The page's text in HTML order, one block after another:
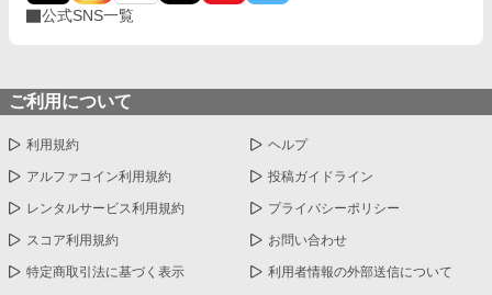
公式SNS一覧
ご利用について
利用規約 ヘルプ
アルファコイン利用規約 投稿ガイドライン
レンタルサービス利用規約 プライバシーポリシー
スコア利用規約 お問い合わせ
特定商取引法に基づく表示 利用者情報の外部送信について